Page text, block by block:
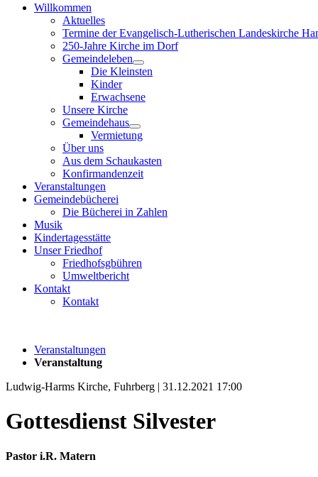
Willkommen
Aktuelles
Termine der Evangelisch-Lutherischen Landeskirche
250-Jahre Kirche im Dorf
Gemeindeleben
Die Kleinsten
Kinder
Erwachsene
Unsere Kirche
Gemeindehaus
Vermietung
Über uns
Aus dem Schaukasten
Konfirmandenzeit
Veranstaltungen
Gemeindebücherei
Die Bücherei in Zahlen
Musik
Kindertagesstätte
Unser Friedhof
Friedhofsgbühren
Umweltbericht
Kontakt
Kontakt
Veranstaltungen
Veranstaltung
Ludwig-Harms Kirche, Fuhrberg | 31.12.2021 17:00
Gottesdienst Silvester
Pastor i.R. Matern